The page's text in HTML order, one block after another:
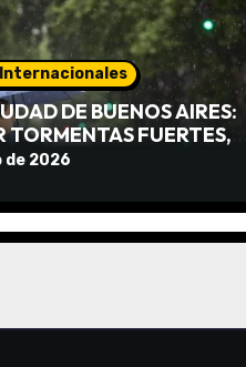
DE BUENOS AIRES:
TORMENTAS FUERTES,
Y UN ABRUPTO
de 2026